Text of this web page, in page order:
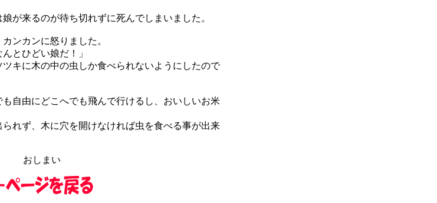
が来るのが待ち切れずに死んでしまいました。
ンカンに怒りました。
とひどい娘だ！」
キに木の中の虫しか食べられないようにしたので
自由にどこへでも飛んで行けるし、おいしいお米
れず、木に穴を開けなければ虫を食べる事が出来
おしまい